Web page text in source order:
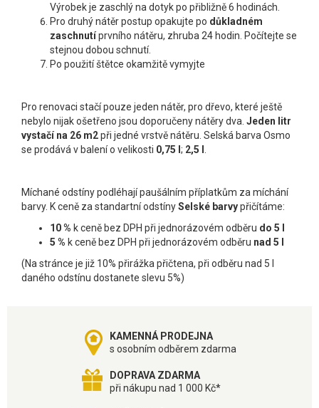
Výrobek je zaschlý na dotyk po přibližně 6 hodinách.
Pro druhý nátěr postup opakujte po důkladném
zaschnutíprvního nátěru, zhruba 24 hodin. Počítejte se
stejnou dobou schnutí.
Po použití štětce okamžitě vymyjte
Pro renovaci stačí pouze jeden nátěr, pro dřevo, které ještě
nebylo nijak ošetřeno jsou doporučeny nátěry dva. Jeden litr
vystačí na 26 m2při jedné vrstvě nátěru. Selská barva Osmo
se prodává v balení o velikosti 0,75 l ; 2,5 l
Míchané odstíny podléhají paušálním příplatkům za míchání
barvy. K ceně za standartní odstínySelské barvypřičítáme:
10 % k ceně bez DPH při jednorázovém odběru do 5 l
5 % k ceně bez DPH při jednorázovém odběru nad 5 l
(Na stránce je již 10% přirážka přičtena, při odběru nad 5 l
daného odstínu dostanete slevu 5%)
KAMENNÁ PRODEJNA
s osobním odběrem zdarma
DOPRAVA ZDARMA
při nákupu nad 1 000 Kč*